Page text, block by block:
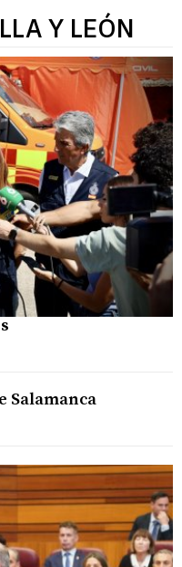
Y LEÓN
Salamanca